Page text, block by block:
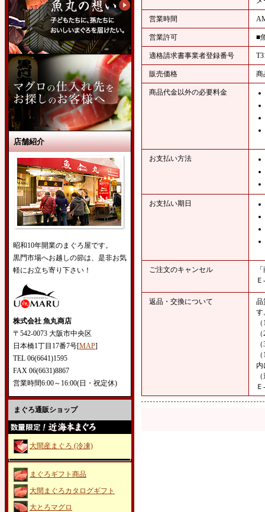
店舗紹介
昭和10年開業のまぐろ屋です。
黒門市場へお越しの節は、是非お気
軽にお立ち寄り下さい！
株式会社 魚丸商店
〒542-0073 大阪市中央区
日本橋1丁目17番7号[MAP]
TEL 06(6641)1595
FAX 06(6631)8867
営業時間6:00～16:00(日・祝定休)
まぐろ通販ショップ
大間産まぐろ (冷凍)
まぐろギフト商品
大間まぐろカタログギフト
大とろマグロ
営業時間
営業許可 ■
適格請求書事業者登録番号
販売価格 商
商品代金以外の必要料金
お支払い方法
お支払い期日
ご注文のキャンセル
返品・交換について
品
す